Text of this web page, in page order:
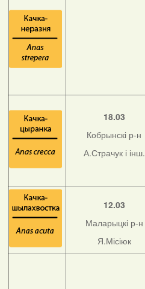
18.03
Кобрынскі р-н
А.Страчук і інш.
12.03
Маларыцкі р-н
Я.Місіюк